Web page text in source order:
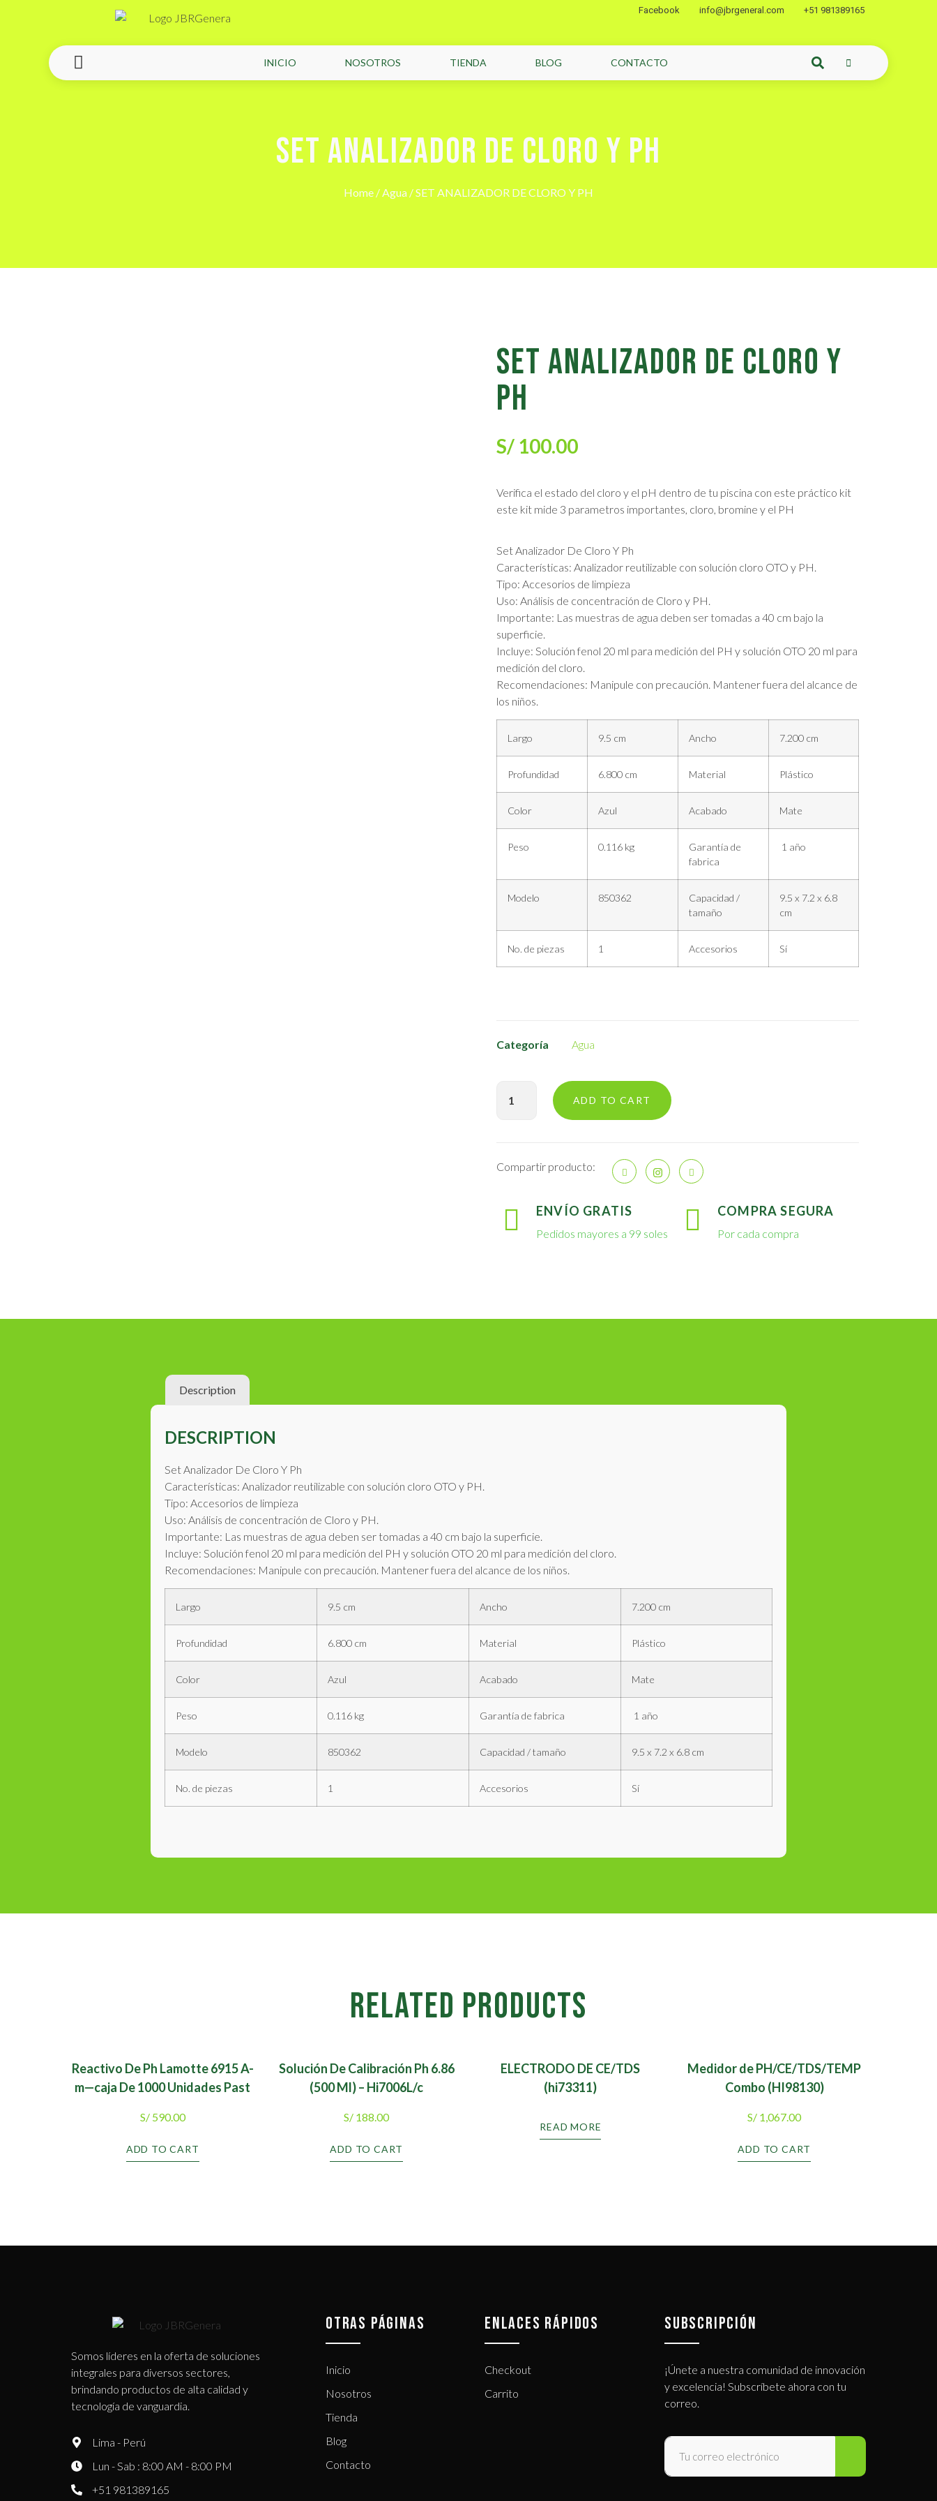
Facebook info@jbrgeneral.com +51 981389165
INICIO NOSOTROS TIENDA BLOG CONTACTO
SET ANALIZADOR DE CLORO Y PH
Home /Agua / SET ANALIZADOR DE CLORO Y PH
SET ANALIZADOR DE CLORO Y
PH
S/ 100.00
Verifica el estado del cloro y el pH dentro de tu piscina con este práctico kit
este kit mide 3 parametros importantes, cloro, bromine y el PH
Set Analizador De Cloro Y Ph
Características: Analizador reutilizable con solución cloro OTO y PH.
Tipo: Accesorios de limpieza
Uso: Análisis de concentración de Cloro y PH.
Importante: Las muestras de agua deben ser tomadas a 40 cm bajo la
superficie.
Incluye: Solución fenol 20 ml para medición del PH y solución OTO 20 ml para
medición del cloro.
Recomendaciones: Manipule con precaución. Mantener fuera del alcance de
los niños.
Largo 9.5 cm Ancho 7.200 cm
Profundidad 6.800 cm Material Plástico
Color Azul Acabado Mate
Peso 0.116 kg
Garantía de
fabrica
1 año
Modelo 850362
Capacidad /
tamaño
9.5 x 7.2 x 6.8
cm
No. de piezas 1 Accesorios Sí
Categoría Agua
ADD TO CART
Compartir producto:
ENVÍO GRATIS
Pedidos mayores a 99 soles
COMPRA SEGURA
Por cada compra
Description
DESCRIPTION
Set Analizador De Cloro Y Ph
Características: Analizador reutilizable con solución cloro OTO y PH.
Tipo: Accesorios de limpieza
Uso: Análisis de concentración de Cloro y PH.
Importante: Las muestras de agua deben ser tomadas a 40 cm bajo la superficie.
Incluye: Solución fenol 20 ml para medición del PH y solución OTO 20 ml para medición del cloro.
Recomendaciones: Manipule con precaución. Mantener fuera del alcance de los niños.
Largo 9.5 cm Ancho 7.200 cm
Profundidad 6.800 cm Material Plástico
Color Azul Acabado Mate
Peso 0.116 kg Garantía de fabrica 1 año
Modelo 850362 Capacidad / tamaño 9.5 x 7.2 x 6.8 cm
No. de piezas 1 Accesorios Sí
RELATED PRODUCTS
Reactivo De Ph Lamotte 6915 A-
m—caja De 1000 Unidades Past
S/590.00
ADD TO CART
Solución De Calibración Ph 6.86
(500 Ml) – Hi7006L/c
S/ 188.00
ADD TO CART
ELECTRODO DE CE/TDS
(hi73311)
READ MORE
Medidor de PH/CE/TDS/TEMP
Combo (HI98130)
S/ 1,067.00
ADD TO CART
Somos líderes en la oferta de soluciones
integrales para diversos sectores,
brindando productos de alta calidad y
tecnología de vanguardia.
Lima - Perú
Lun - Sab : 8:00 AM - 8:00 PM
+51 981389165​
OTRAS PÁGINAS
Inicio
Nosotros
Tienda
Blog
Contacto
ENLACES RÁPIDOS
Checkout
Carrito
SUBSCRIPCIÓN
¡Únete a nuestra comunidad de innovación
y excelencia! Subscríbete ahora con tu
correo.